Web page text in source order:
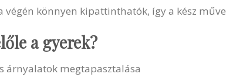
végén könnyen kipattinthatók, így a kész
a gyerek?
árnyalatok megtapasztalása